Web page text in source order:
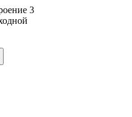
3